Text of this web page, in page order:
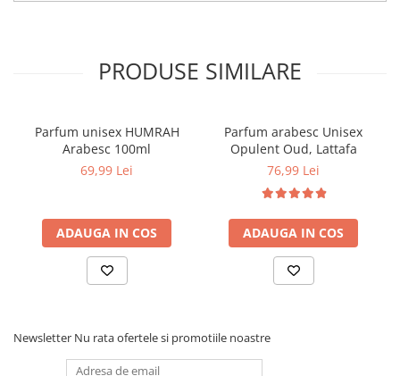
PRODUSE SIMILARE
Parfum unisex HUMRAH
Arabesc 100ml
69,99 Lei
ADAUGA IN COS
Parfum arabesc Unisex
Opulent Oud, Lattafa
76,99 Lei
ADAUGA IN COS
Newsletter Nu rata ofertele si promotiile noastre